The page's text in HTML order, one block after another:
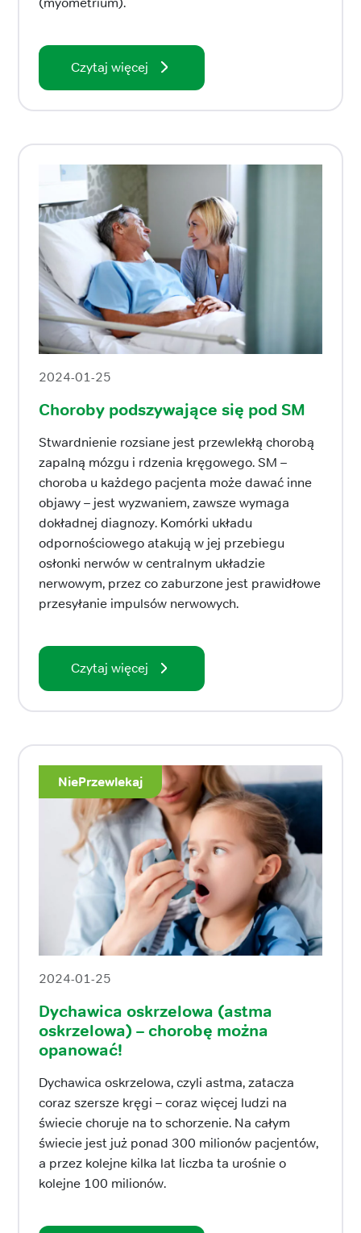
Czytaj więcej
2024-01-25
Choroby podszywające się pod SM
Stwardnienie rozsiane jest przewlekłą chorobą
zapalną mózgu i rdzenia kręgowego. SM –
choroba u każdego pacjenta może dawać inne
objawy – jest wyzwaniem, zawsze wymaga
dokładnej diagnozy. Komórki układu
odpornościowego atakują w jej przebiegu
osłonki nerwów w centralnym układzie
nerwowym, przez co zaburzone jest prawidłowe
przesyłanie impulsów nerwowych.
Czytaj więcej
NiePrzewlekaj
2024-01-25
Dychawica oskrzelowa (astma
oskrzelowa) – chorobę można
opanować!
Dychawica oskrzelowa, czyli astma, zatacza
coraz szersze kręgi – coraz więcej ludzi na
świecie choruje na to schorzenie. Na całym
świecie jest już ponad 300 milionów pacjentów,
a przez kolejne kilka lat liczba ta urośnie o
kolejne 100 milionów.